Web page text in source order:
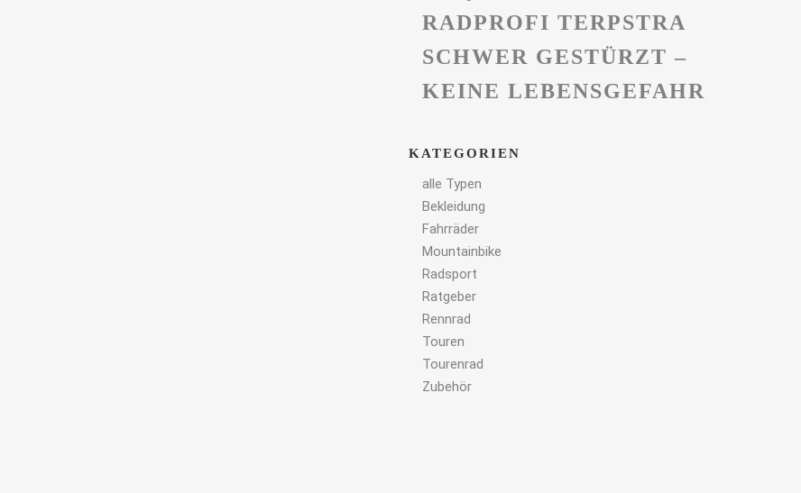
RADPROFI TERPSTRA
SCHWER GESTÜRZT –
KEINE LEBENSGEFAHR
KATEGORIEN
alle Typen
Bekleidung
Fahrräder
Mountainbike
Radsport
Ratgeber
Rennrad
Touren
Tourenrad
Zubehör